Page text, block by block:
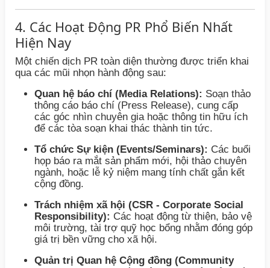
4. Các Hoạt Động PR Phổ Biến Nhất
Hiện Nay
Một chiến dịch PR toàn diện thường được triển khai
qua các mũi nhọn hành động sau:
Quan hệ báo chí (Media Relations): Soạn thảo
thông cáo báo chí (Press Release), cung cấp
các góc nhìn chuyên gia hoặc thông tin hữu ích
để các tòa soạn khai thác thành tin tức.
Tổ chức Sự kiện (Events/Seminars): Các buổi
họp báo ra mắt sản phẩm mới, hội thảo chuyên
ngành, hoặc lễ kỷ niệm mang tính chất gắn kết
cộng đồng.
Trách nhiệm xã hội (CSR - Corporate Social
Responsibility): Các hoạt động từ thiện, bảo vệ
môi trường, tài trợ quỹ học bổng nhằm đóng góp
giá trị bền vững cho xã hội.
Quản trị Quan hệ Cộng đồng (Community